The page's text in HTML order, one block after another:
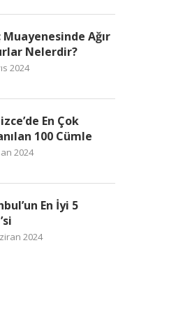
Muayenesinde Ağır
Nelerdir?
2024
En Çok
100 Cümle
2024
En İyi 5
2024